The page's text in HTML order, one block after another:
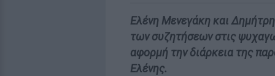
Ελένη Μενεγάκη και
των συζητήσεων στις
αφορμή την διάρκεια της
Ελένης.